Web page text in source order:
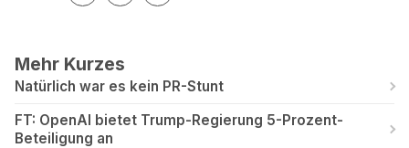
Mehr Kurzes
Natürlich war es kein PR-Stunt
FT: OpenAI bietet Trump-Regierung 5-Prozent-
Beteiligung an